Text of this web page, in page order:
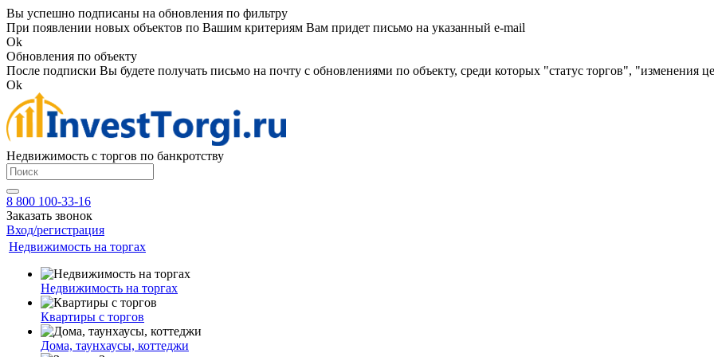
Вы успешно подписаны на обновления по фильтру
При появлении новых объектов по Вашим критериям Вам придет письмо на указанный e-mail
Ok
Обновления по объекту
После подписки Вы будете получать письмо на почту с обновлениями по объекту, среди которых "статус торгов", "изменения
Ok
Недвижимость с торгов по банкротству
8 800 100-33-16
Заказать звонок
Вход/регистрация
Недвижимость на торгах
Недвижимость на торгах
Квартиры с торгов
Дома, таунхаусы, коттеджи